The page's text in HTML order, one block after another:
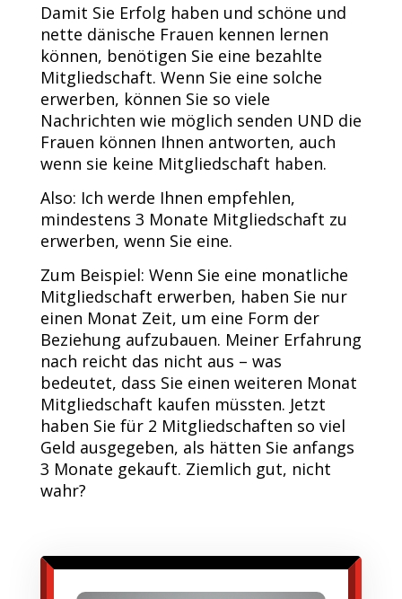
Damit Sie Erfolg haben und schöne und
nette dänische Frauen kennen lernen
können, benötigen Sie eine bezahlte
Mitgliedschaft. Wenn Sie eine solche
erwerben, können Sie so viele
Nachrichten wie möglich senden UND die
Frauen können Ihnen antworten, auch
wenn sie keine Mitgliedschaft haben.
Also: Ich werde Ihnen empfehlen,
mindestens 3 Monate Mitgliedschaft zu
erwerben, wenn Sie eine.
Zum Beispiel: Wenn Sie eine monatliche
Mitgliedschaft erwerben, haben Sie nur
einen Monat Zeit, um eine Form der
Beziehung aufzubauen. Meiner Erfahrung
nach reicht das nicht aus – was
bedeutet, dass Sie einen weiteren Monat
Mitgliedschaft kaufen müssten. Jetzt
haben Sie für 2 Mitgliedschaften so viel
Geld ausgegeben, als hätten Sie anfangs
3 Monate gekauft. Ziemlich gut, nicht
wahr?